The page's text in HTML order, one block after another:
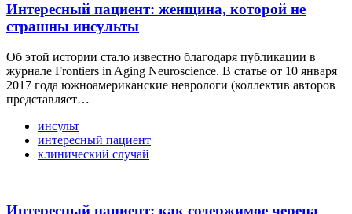
Интересный пациент: женщина, которой не
страшны инсульты
Об этой истории стало известно благодаря публикации в
журнале Frontiers in Aging Neuroscience. В статье от 10 января
2017 года южноамериканские неврологи (коллектив авторов
представляет…
инсульт
интересный пациент
клинический случай